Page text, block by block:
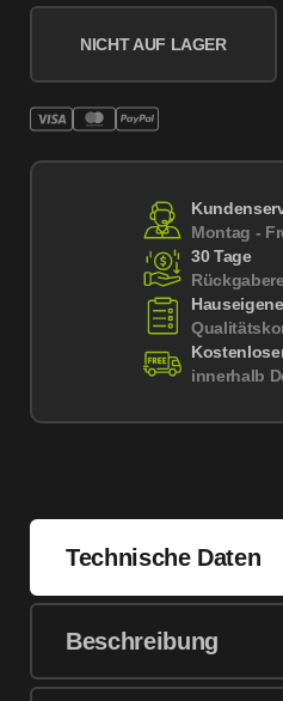
NICHT AUF LAGER
Montag -
30 Tage
Hauseigene
innerhalb
Technische Daten
Beschreibung